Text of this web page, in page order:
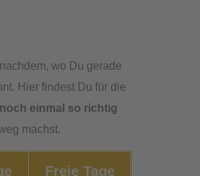
wo Du gerade
Hier findest Du für die
einmal so richtig
machst.
Freie Tage